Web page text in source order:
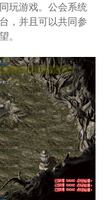
玩游戏。公会系统
，并且可以共同参
。